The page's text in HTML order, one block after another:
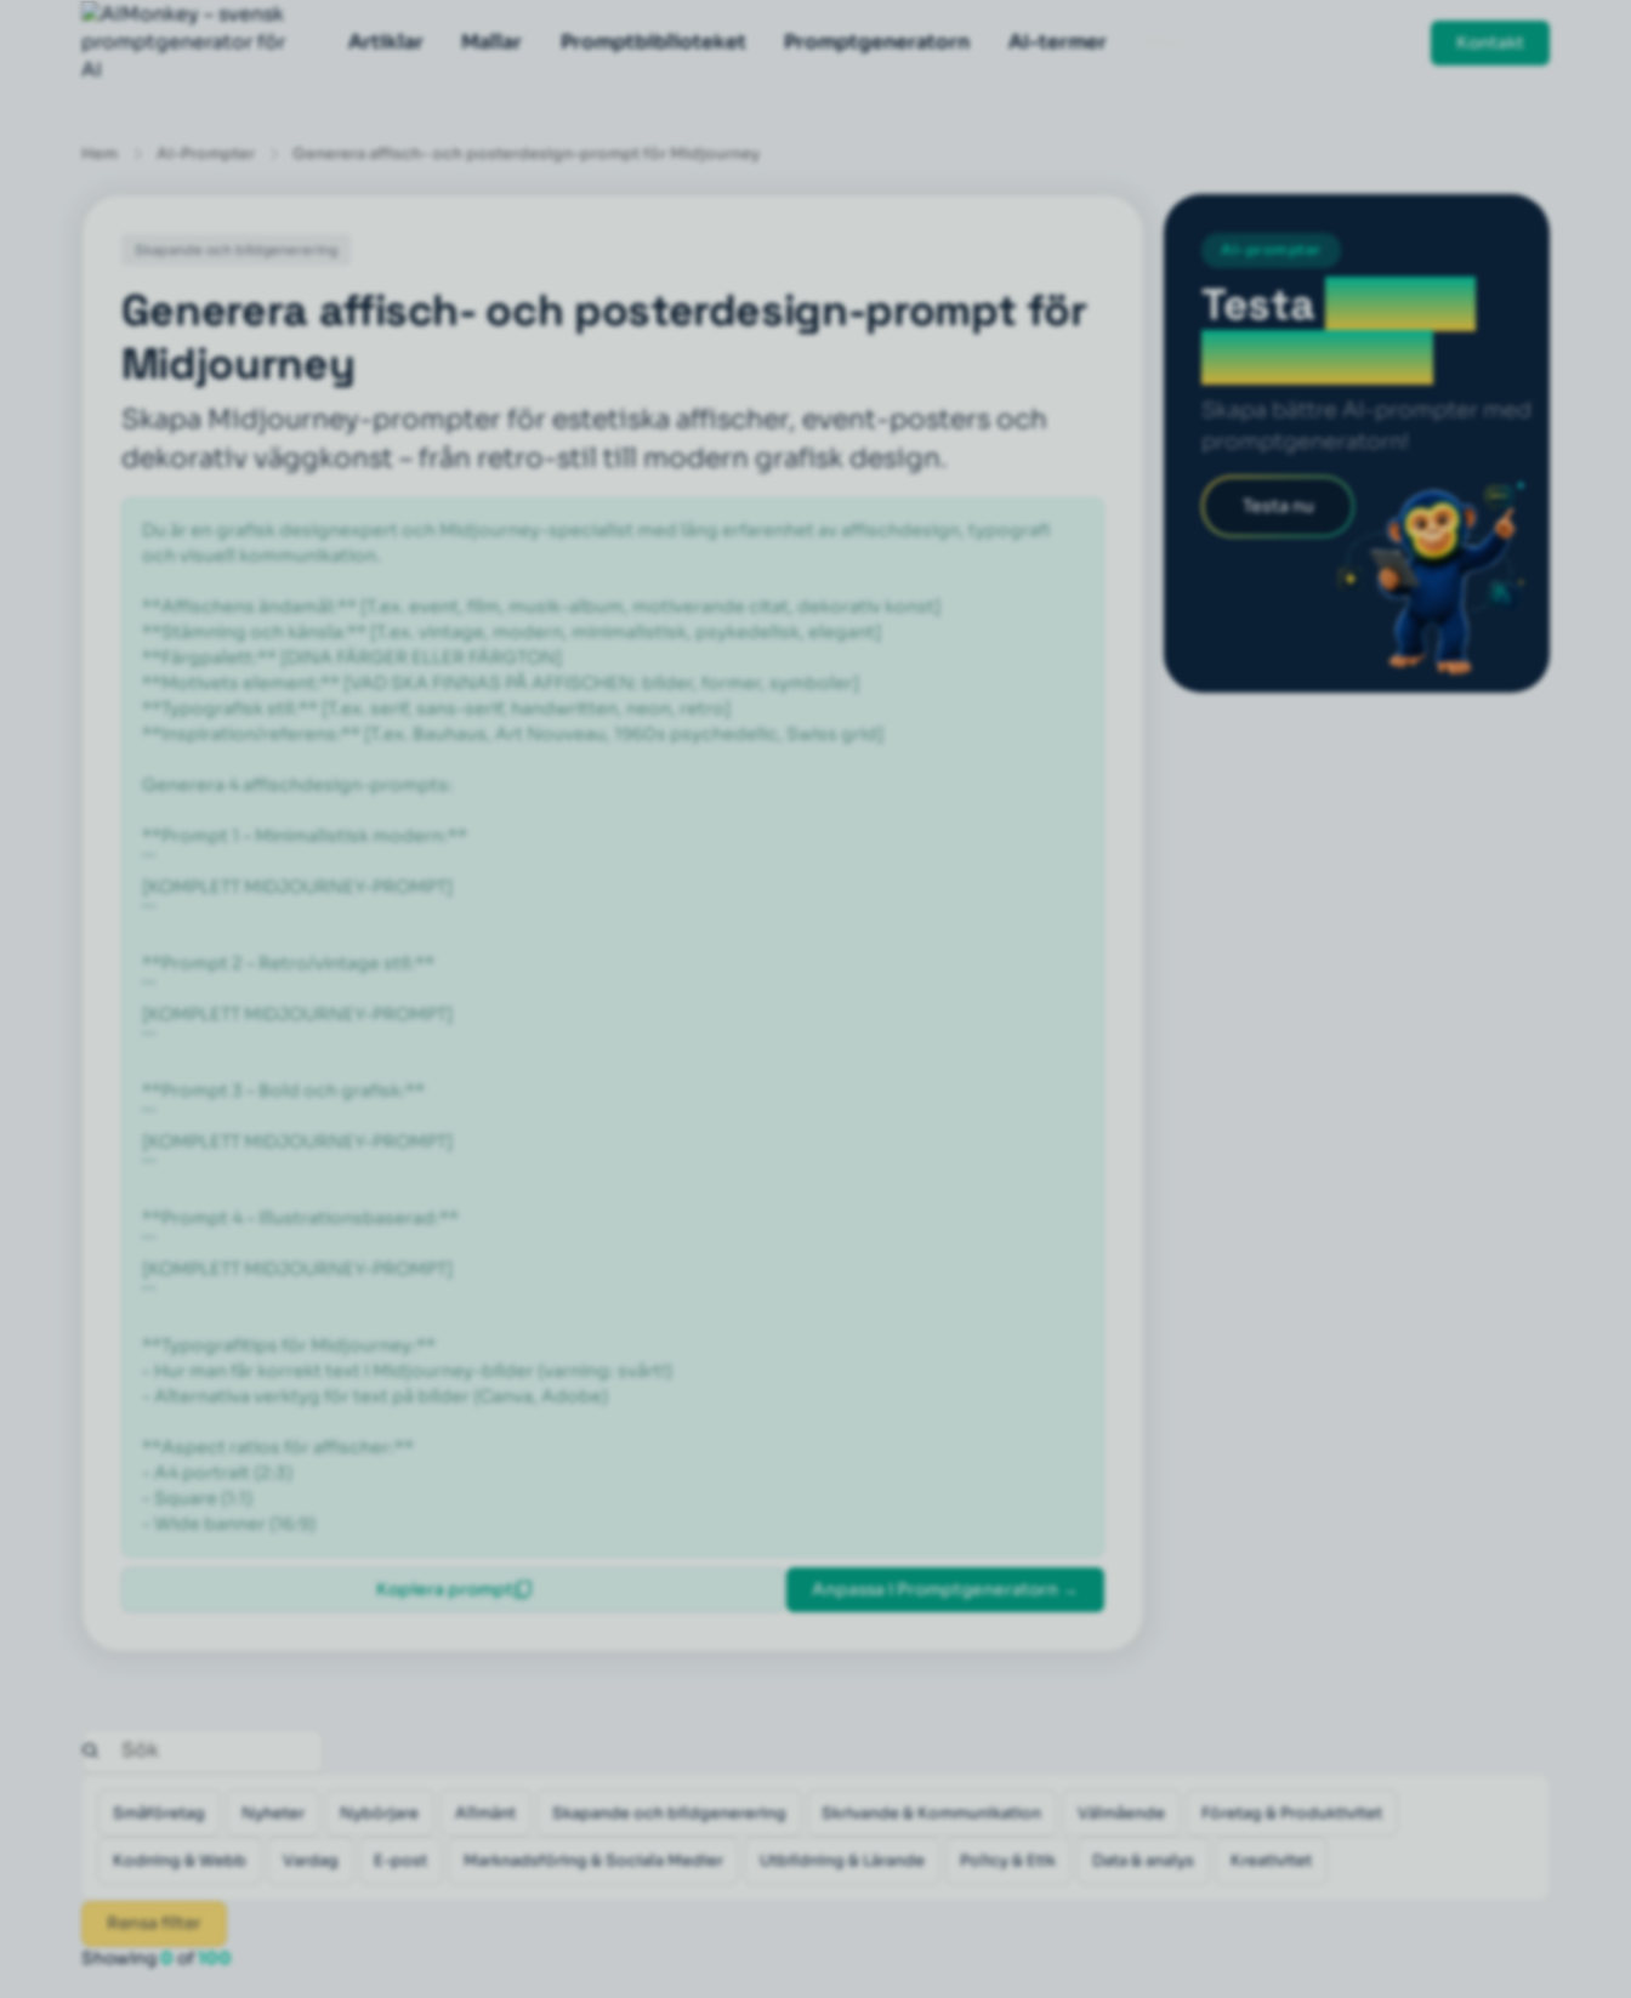
Artiklar Mallar Promptbiblioteket Promptgeneratorn AI-termer Kontakt
Hem AI-Prompter Generera affisch- och posterdesign-prompt för Midjourney
Skapande och bildgenerering
Generera affisch- och posterdesign-prompt för
Midjourney
Skapa Midjourney-prompter för estetiska affischer, event-posters och
dekorativ väggkonst – från retro-stil till modern grafisk design.
Du är en grafisk designexpert och Midjourney-specialist med lång erfarenhet av affischdesign, typografi
och visuell kommunikation.
**Affischens ändamål:** [T.ex. event, film, musik-album, motiverande citat, dekorativ konst]
**Stämning och känsla:** [T.ex. vintage, modern, minimalistisk, psykedelisk, elegant]
**Färgpalett:** [DINA FÄRGER ELLER FÄRGTON]
**Motivets element:** [VAD SKA FINNAS PÅ AFFISCHEN: bilder, former, symboler]
**Typografisk stil:** [T.ex. serif, sans-serif, handwritten, neon, retro]
**Inspiration/referens:** [T.ex. Bauhaus, Art Nouveau, 1960s psychedelic, Swiss grid]
Generera 4 affischdesign-prompts:
**Prompt 1 – Minimalistisk modern:**
[KOMPLETT MIDJOURNEY-PROMPT]
**Prompt 2 – Retro/vintage stil:**
[KOMPLETT MIDJOURNEY-PROMPT]
**Prompt 3 – Bold och grafisk:**
[KOMPLETT MIDJOURNEY-PROMPT]
**Prompt 4 – Illustrationsbaserad:**
[KOMPLETT MIDJOURNEY-PROMPT]
**Typografitips för Midjourney:**
- Hur man får korrekt text i Midjourney-bilder (varning: svårt!)
- Alternativa verktyg för text på bilder (Canva, Adobe)
**Aspect ratios för affischer:**
- A4 portrait (2:3)
- Square (1:1)
- Wide banner (16:9)
Kopiera prompt Anpassa i Promptgeneratorn →
AI-prompter
Testaprompt
generatorn
Skapa bättre AI-prompter med
promptgeneratorn!
Testa nu
Småföretag Nyheter Nybörjare Allmänt Skapande och bildgenerering Skrivande & Kommunikation Välmående Företag & Produktivitet
Kodning & Webb Vardag E-post Marknadsföring & Sociala Medier Utbildning & Lärande Policy & Etik Data & analys Kreativitet
Rensa filter
Showing0of100